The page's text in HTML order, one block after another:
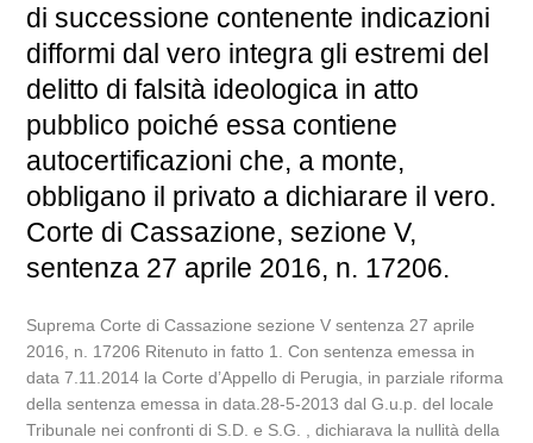
di successione contenente indicazioni
difformi dal vero integra gli estremi del
delitto di falsità ideologica in atto
pubblico poiché essa contiene
autocertificazioni che, a monte,
obbligano il privato a dichiarare il vero.
Corte di Cassazione, sezione V,
sentenza 27 aprile 2016, n. 17206.
Suprema Corte di Cassazione sezione V sentenza 27 aprile
2016, n. 17206 Ritenuto in fatto 1. Con sentenza emessa in
data 7.11.2014 la Corte d’Appello di Perugia, in parziale riforma
della sentenza emessa in data.28-5-2013 dal G.u.p. del locale
Tribunale nei confronti di S.D. e S.G. , dichiarava la nullità della